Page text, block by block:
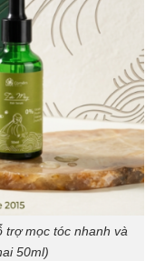
trợ mọc tóc nhanh và
50ml)